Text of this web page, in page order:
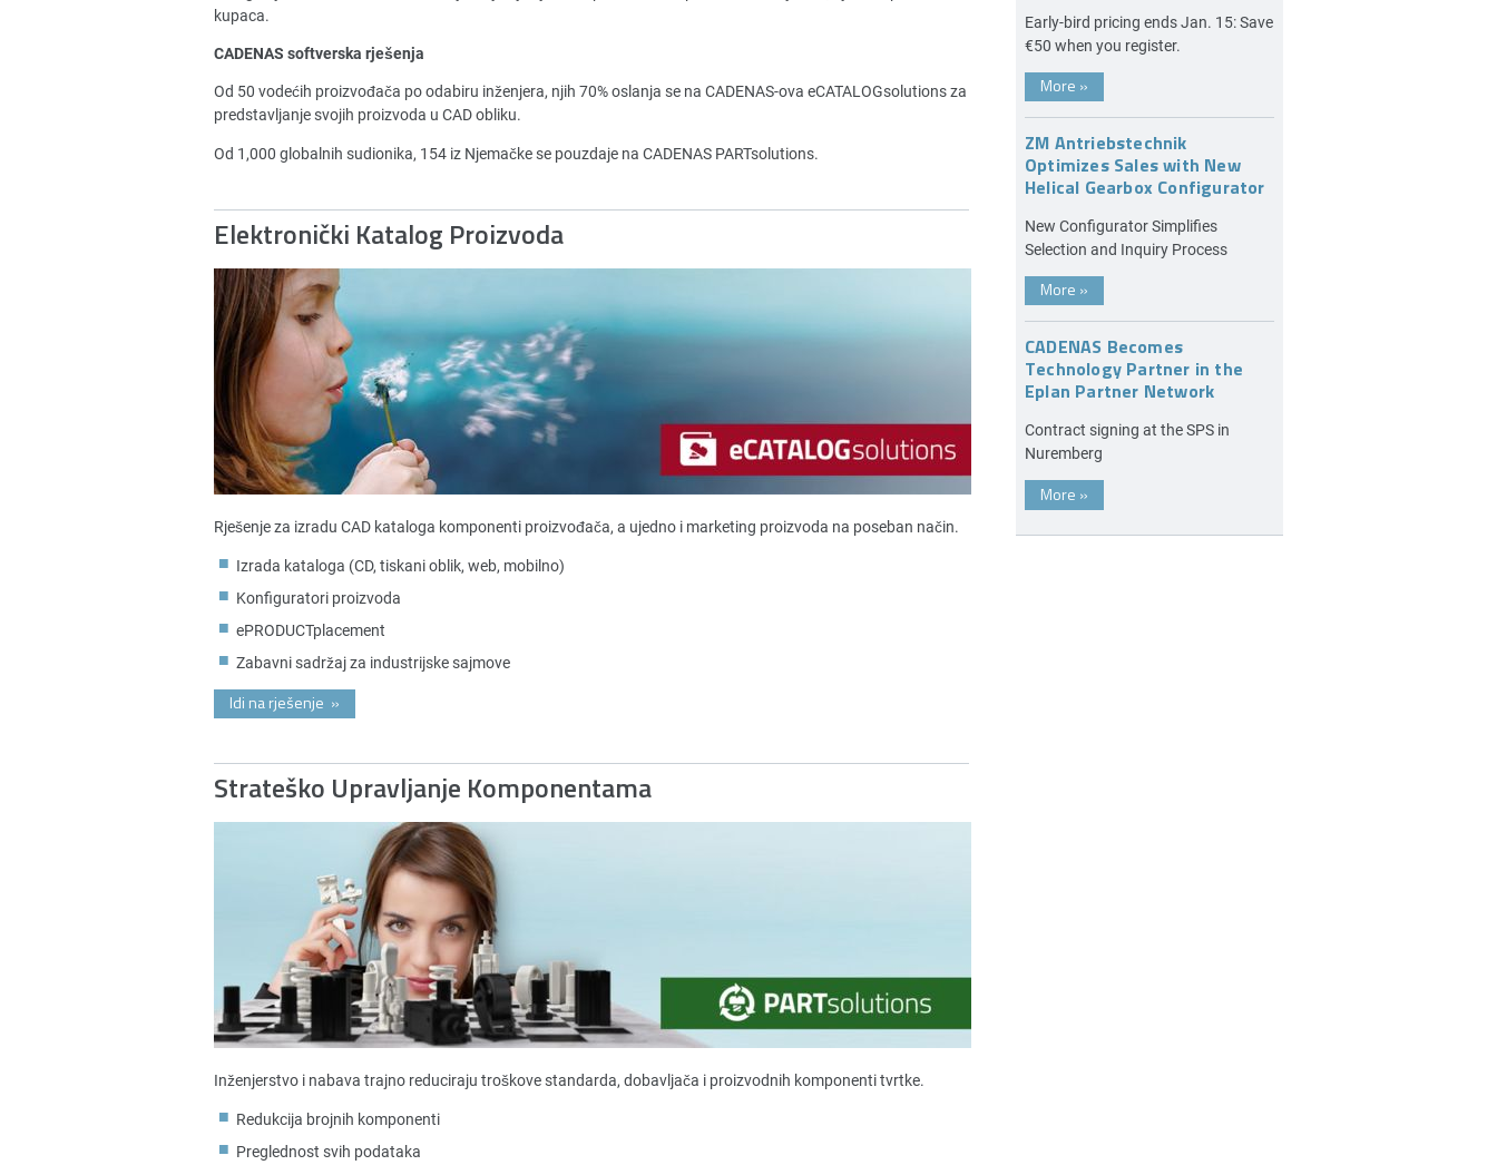
kupaca.
CADENAS softverska rješenja
Od 50 vodećih proizvođača po odabiru inženjera, njih 70% oslanja se na CADENAS-ova eCATALOGsolutions za
predstavljanje svojih proizvoda u CAD obliku.
Od 1,000 globalnih sudionika, 154 iz Njemačke se pouzdaje na CADENAS PARTsolutions.
Elektronički Katalog Proizvoda
Rješenje za izradu CAD kataloga komponenti proizvođača, a ujedno i marketing proizvoda na poseban način.
Izrada kataloga (CD, tiskani oblik, web, mobilno)
Konfiguratori proizvoda
ePRODUCTplacement
Zabavni sadržaj za industrijske sajmove
Idi na rješenje »
Strateško Upravljanje Komponentama
Inženjerstvo i nabava trajno reduciraju troškove standarda, dobavljača i proizvodnih komponenti tvrtke.
Redukcija brojnih komponenti
Preglednost svih podataka
Early-bird pricing ends Jan. 15: Save
€50 when you register.
More »
ZM Antriebstechnik
Optimizes Sales with New
Helical Gearbox Configurator
New Configurator Simplifies
Selection and Inquiry Process
More »
CADENAS Becomes
Technology Partner in the
Eplan Partner Network
Contract signing at the SPS in
Nuremberg
More »